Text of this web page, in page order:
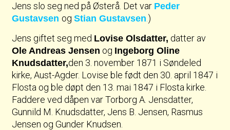
Jens slo seg ned på Østerå. Det var Peder
Gustavsen ogStian Gustavsen )
Jens giftet seg med Lovise Olsdatter, datter av
Ole Andreas Jensen og Ingeborg Oline
Knudsdatter,den 3. november 1871 i Søndeled
kirke, Aust-Agder. Lovise ble født den 30. april 1847 i
Flosta og ble døpt den 13. mai 1847 i Flosta kirke.
Faddere ved dåpen var Torborg A. Jensdatter,
Gunnild M. Knudsdatter, Jens B. Jensen, Rasmus
Jensen og Gunder Knudsen.